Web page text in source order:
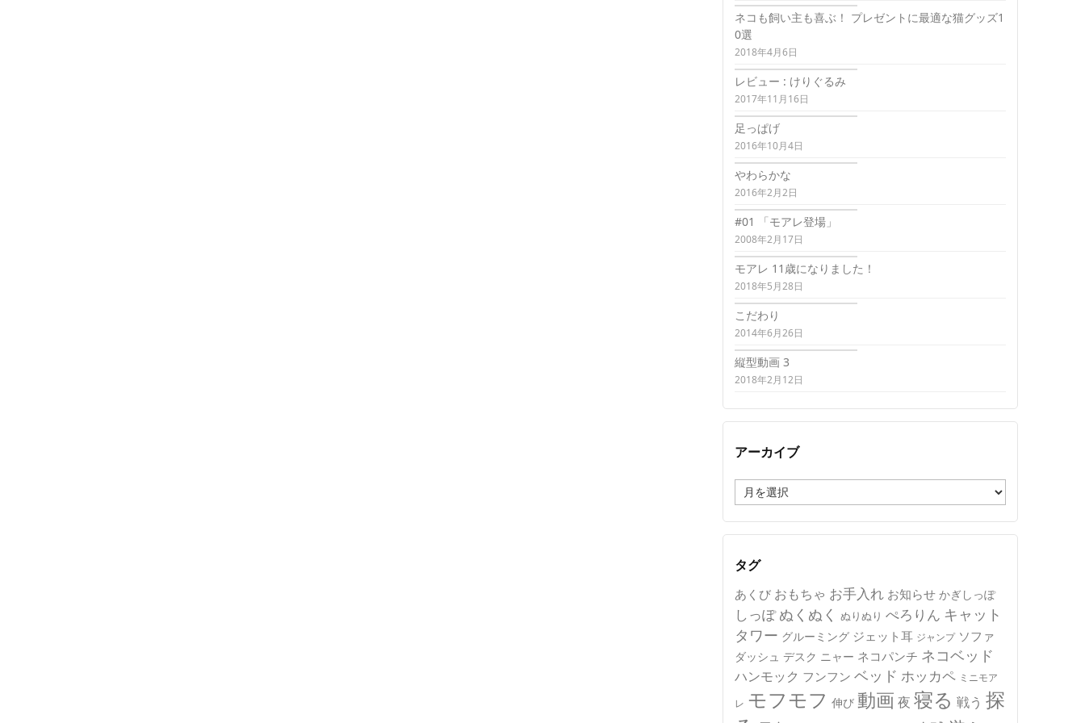
ネコも飼い主も喜ぶ！ プレゼントに最適な猫グッズ1
0選
2018年4月6日
レビュー : けりぐるみ
2017年11月16日
足っぱげ
2016年10月4日
やわらかな
2016年2月2日
#01 「モアレ登場」
2008年2月17日
モアレ 11歳になりました！
2018年5月28日
こだわり
2014年6月26日
縦型動画 3
2018年2月12日
アーカイブ
ー
カ
イ
タグ
あくび おもちゃ お手入れ お知らせ かぎしっぽ
しっぽ ぬくぬく ぬりぬり ぺろりん キャット
タワー グルーミング ジェット耳 ジャンプ ソファ
ダッシュ デスク ニャー ネコパンチ ネコベッド
ハンモック フンフン ベッド ホッカペ ミニモア
レ モフモフ 伸び 動画 夜 寝る 戦う 探